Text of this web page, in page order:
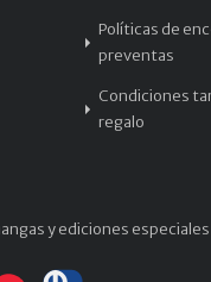
Políticas de
preventas
Condiciones
regalo
y ediciones